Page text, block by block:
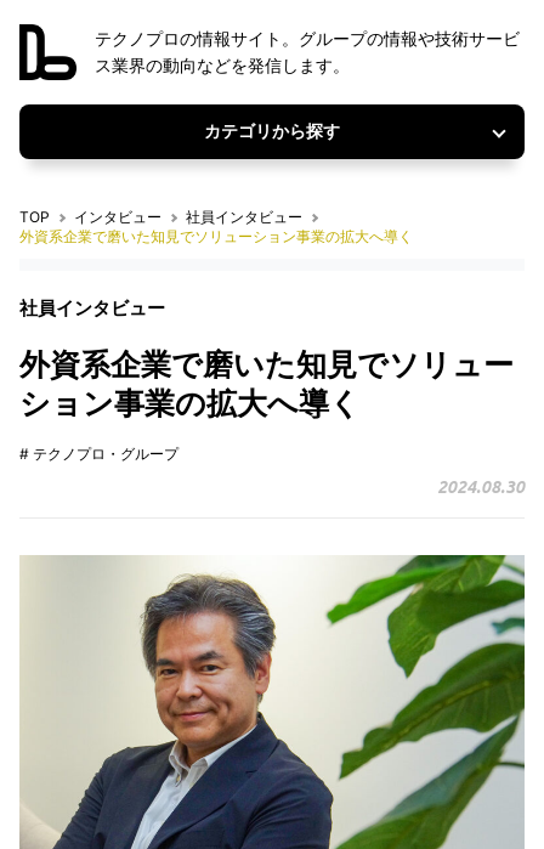
テクノプロの情報サイト。グループの情報や技術サービ
ス業界の動向などを発信します。
カテゴリから探す
TOP インタビュー
社員インタビュー
外資系企業で磨いた知見でソリューション事業の拡大へ導く
社員インタビュー
外資系企業で磨いた知見でソリュー
ション事業の拡大へ導く
# テクノプロ・グループ
2024.08.30